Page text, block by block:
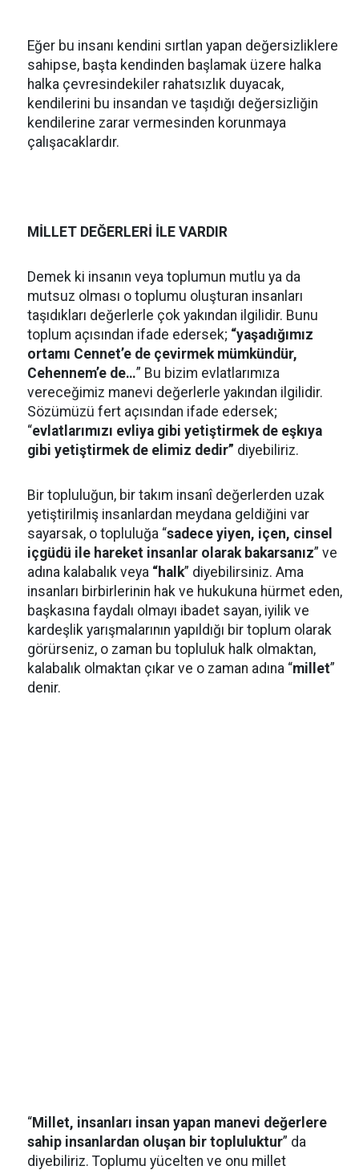
Eğer bu insanı kendini sırtlan yapan değersizliklere
sahipse, başta kendinden başlamak üzere halka
halka çevresindekiler rahatsızlık duyacak,
kendilerini bu insandan ve taşıdığı değersizliğin
kendilerine zarar vermesinden korunmaya
çalışacaklardır.
MİLLET DEĞERLERİ İLE VARDIR
Demek ki insanın veya toplumun mutlu ya da
mutsuz olması o toplumu oluşturan insanları
taşıdıkları değerlerle çok yakından ilgilidir. Bunu
toplum açısından ifade edersek; “yaşadığımız
ortamı Cennet’e de çevirmek mümkündür,
Cehennem’e de…” Bu bizim evlatlarımıza
vereceğimiz manevi değerlerle yakından ilgilidir.
Sözümüzü fert açısından ifade edersek;
“evlatlarımızı evliya gibi yetiştirmek de eşkıya
gibi yetiştirmek de elimiz dedir” diyebiliriz.
Bir topluluğun, bir takım insanî değerlerden uzak
yetiştirilmiş insanlardan meydana geldiğini var
sayarsak, o topluluğa “sadece yiyen, içen, cinsel
içgüdü ile hareket insanlar olarak bakarsanız” ve
adına kalabalık veya “halk” diyebilirsiniz. Ama
insanları birbirlerinin hak ve hukukuna hürmet eden,
başkasına faydalı olmayı ibadet sayan, iyilik ve
kardeşlik yarışmalarının yapıldığı bir toplum olarak
görürseniz, o zaman bu topluluk halk olmaktan,
kalabalık olmaktan çıkar ve o zaman adına “millet”
denir.
“Millet, insanları insan yapan manevi değerlere
sahip insanlardan oluşan bir topluluktur” da
diyebiliriz. Toplumu yücelten ve onu millet